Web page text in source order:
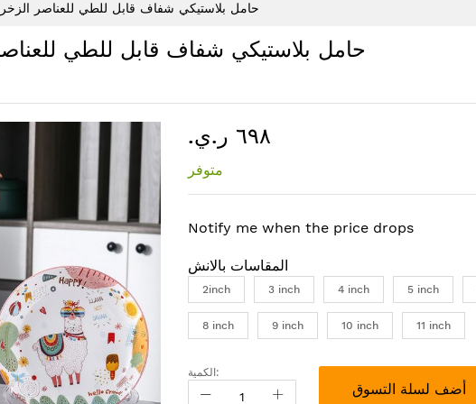
حامل بلاستيكي شفاف قابل للطي للعناصر
حامل بلاستيكي شفاف قابل للطي
٦٩٨ ر.ي.‏
متوفر
Notify me when the price drops
المقاسات بالانش
2inch 3 inch 4 inch 5 inch
8 inch 9 inch 10 inch 11 inch
الكمية:
أضف لسلة التسوق